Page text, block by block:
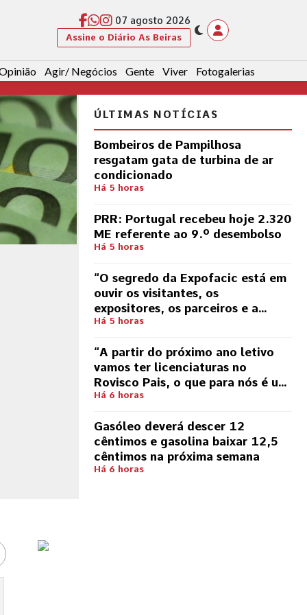
07 agosto 2026
Assine o Diário As Beiras
Agir/ Negócios Gente Viver Fotogalerias
“O segredo da
em ouvir os
expositores, os
comunidade”
ÚLTIMAS NOTÍCIAS
Bombeiros de Pampilhosa
resgatam gata de turbina de ar
condicionado
Há 5 horas
PRR: Portugal recebeu hoje 2.320
ME referente ao 9.º desembolso
Há 5 horas
“O segredo da Expofacic está em
ouvir os visitantes, os
expositores, os parceiros e a
comunidade”
Há 5 horas
“A partir do próximo ano letivo
vamos ter licenciaturas no
Rovisco Pais, o que para nós é um
passo gigantesco”
Há 6 horas
Gasóleo deverá descer 12
cêntimos e gasolina baixar 12,5
cêntimos na próxima semana
Há 6 horas
Subscreve a Edição Digital